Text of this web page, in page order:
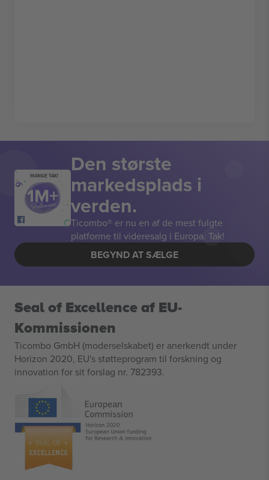
MANGE TAK! Den største
markedsplads i
verden.
Ticombo® er nu en af de mest fulgte
platforme til videresalg i Europa. Tak!
BEGYND AT SÆLGE
Seal of Excellence af EU-
Kommissionen
Ticombo GmbH (moderselskabet) er anerkendt under
Horizon 2020, EU's støtteprogram til forskning og
innovation for sit forslag nr. 782393.